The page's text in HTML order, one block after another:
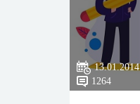
13.01.2014
1264